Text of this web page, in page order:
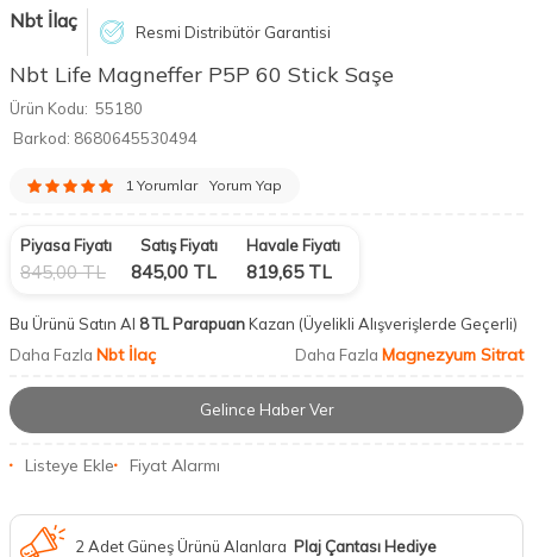
Nbt İlaç Resmi Distribütör Garantisi
Nbt Life Magneffer P5P 60 Stick Saşe
Ürün Kodu: 55180
Barkod: 8680645530494
1 Yorumlar Yorum Yap
Piyasa Fiyatı
845,00TL
Satış Fiyatı
845,00 TL
Havale Fiyatı
819,65TL
Bu Ürünü Satın Al 8 TL ParapuanKazan (Üyelikli Alışverişlerde Geçerli)
Daha Fazla Nbt İlaç Daha Fazla Magnezyum Sitrat
Gelince Haber Ver
Listeye Ekle Fiyat Alarmı
2 Adet Güneş Ürünü Alanlara Plaj Çantası Hediye